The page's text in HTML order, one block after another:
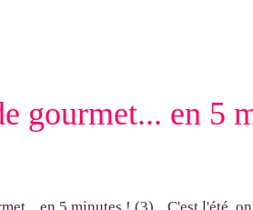
gourmet... en 5